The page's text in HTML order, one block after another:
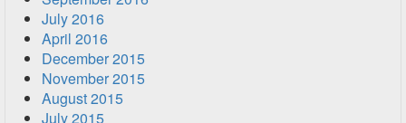
July 2016
April 2016
December 2015
November 2015
August 2015
July 2015